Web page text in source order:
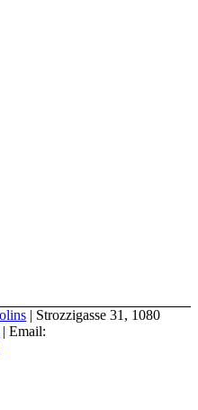
| Strozzigasse 31, 1080
| Email: